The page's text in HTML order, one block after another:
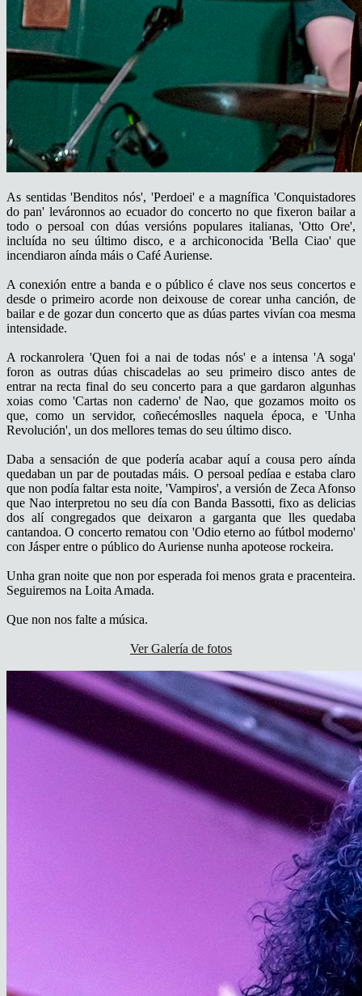
As sentidas 'Benditos nós', 'Perdoei' e a magnífica 'Conquistadores
do pan' leváronnos ao ecuador do concerto no que fixeron bailar a
todo o persoal con dúas versións populares italianas, 'Otto Ore',
incluída no seu último disco, e a archiconocida 'Bella Ciao' que
incendiaron aínda máis o Café Auriense.
A conexión entre a banda e o público é clave nos seus concertos e
desde o primeiro acorde non deixouse de corear unha canción, de
bailar e de gozar dun concerto que as dúas partes vivían coa mesma
intensidade.
A rockanrolera 'Quen foi a nai de todas nós' e a intensa 'A soga'
foron as outras dúas chiscadelas ao seu primeiro disco antes de
entrar na recta final do seu concerto para a que gardaron algunhas
xoias como 'Cartas non caderno' de Nao, que gozamos moito os
que, como un servidor, coñecémoslles naquela época, e 'Unha
Revolución', un dos mellores temas do seu último disco.
Daba a sensación de que podería acabar aquí a cousa pero aínda
quedaban un par de poutadas máis. O persoal pedíaa e estaba claro
que non podía faltar esta noite, 'Vampiros', a versión de Zeca Afonso
que Nao interpretou no seu día con Banda Bassotti, fixo as delicias
dos alí congregados que deixaron a garganta que lles quedaba
cantandoa. O concerto rematou con 'Odio eterno ao fútbol moderno'
con Jásper entre o público do Auriense nunha apoteose rockeira.
Unha gran noite que non por esperada foi menos grata e pracenteira.
Seguiremos na Loita Amada.
Que non nos falte a música.
Ver Galería de fotos